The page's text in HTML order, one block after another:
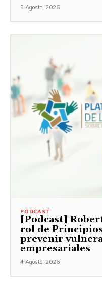
5 Agosto, 2026
PODCAST
[Podcast]
rol de
prevenir
empresariales
4 Agosto, 2026